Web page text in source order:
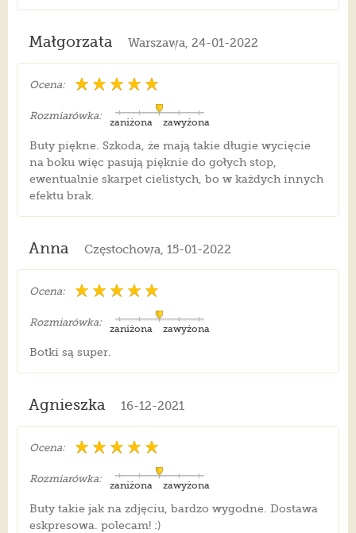
Małgorzata Warszawa, 24-01-2022
Ocena:
Rozmiarówka:
zawyżona
zaniżona
Buty piękne. Szkoda, że mają takie długie wycięcie
na boku więc pasują pięknie do gołych stop,
ewentualnie skarpet cielistych, bo w każdych innych
efektu brak.
Anna Częstochowa, 15-01-2022
Ocena:
Rozmiarówka:
zawyżona
zaniżona
Botki są super.
Agnieszka 16-12-2021
Ocena:
Rozmiarówka:
zawyżona
zaniżona
Buty takie jak na zdjęciu, bardzo wygodne. Dostawa
eskpresowa. polecam! :)